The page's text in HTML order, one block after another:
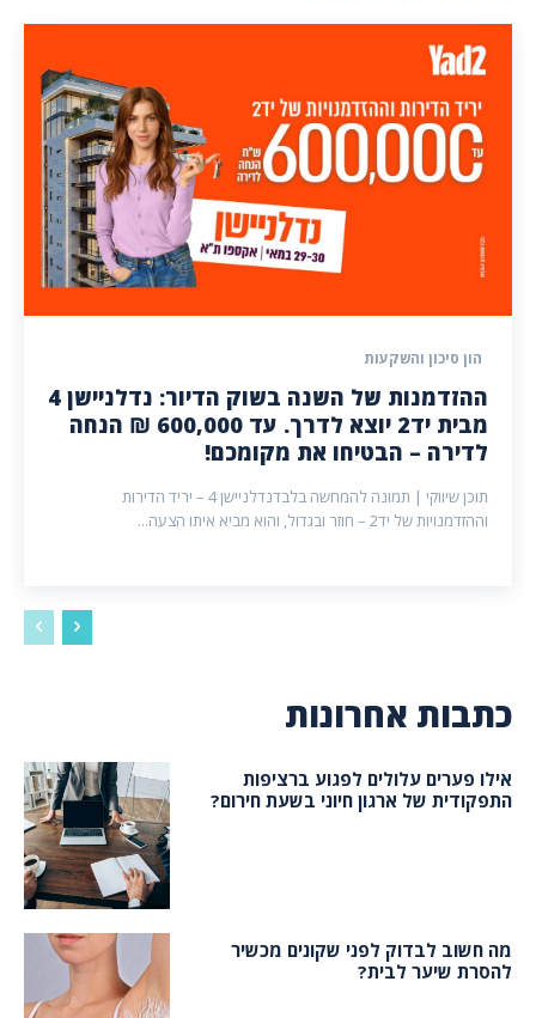
הון סיכון והשקעות
ההזדמנות של השנה בשוק הדיור: נדלניישן 4
מבית יד2 יוצא לדרך. עד 600,000 ₪ הנחה
לדירה – הבטיחו את מקומכם!
תוכן שיווקי | תמונה להמחשה בלבדנדלניישן 4 – יריד הדירות
וההזדמנויות של יד2 – חוזר ובגדול, והוא מביא איתו הצעה...
כתבות אחרונות
אילו פערים עלולים לפגוע ברציפות
התפקודית של ארגון חיוני בשעת חירום?
מה חשוב לבדוק לפני שקונים מכשיר
להסרת שיער לבית?